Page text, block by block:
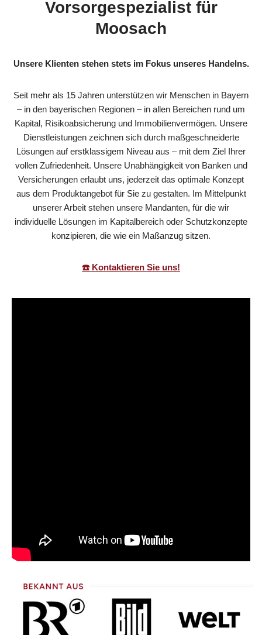
Vorsorgespezialist für
Moosach
Unsere Klienten stehen stets im Fokus unseres Handelns.
Seit mehr als 15 Jahren unterstützen wir Menschen in Bayern
– in den bayerischen Regionen – in allen Bereichen rund um
Kapital, Risikoabsicherung und Immobilienvermögen. Unsere
Dienstleistungen zeichnen sich durch maßgeschneiderte
Lösungen auf erstklassigem Niveau aus – mit dem Ziel Ihrer
vollen Zufriedenheit. Unsere Unabhängigkeit von Banken und
Versicherungen erlaubt uns, jederzeit das optimale Konzept
aus dem Produktangebot für Sie zu gestalten. Im Mittelpunkt
unserer Arbeit stehen unsere Mandanten, für die wir
individuelle Lösungen im Kapitalbereich oder Schutzkonzepte
konzipieren, die wie ein Maßanzug sitzen.
☎️ Kontaktieren Sie uns!